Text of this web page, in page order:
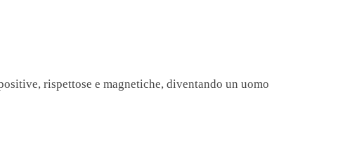
rispettose e magnetiche, diventando un uomo